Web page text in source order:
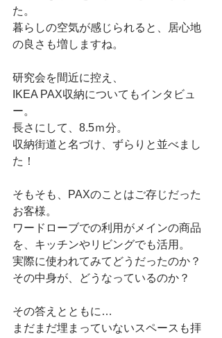
た。
暮らしの空気が感じられると、居心地
の良さも増しますね。
研究会を間近に控え、
IKEA PAX収納についてもインタビュ
ー。
長さにして、8.5ｍ分。
収納街道と名づけ、ずらりと並べまし
た！
そもそも、PAXのことはご存じだった
お客様。
ワードローブでの利用がメインの商品
を、キッチンやリビングでも活用。
実際に使われてみてどうだったのか？
その中身が、どうなっているのか？
その答えとともに…
まだまだ埋まっていないスペースも拝